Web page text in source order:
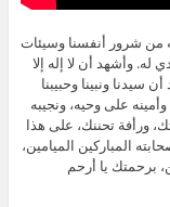
من شرور أنفسنا وسيئات
له. وأشهد أن لا إله إلا
سيدنا ونبينا وحبيبنا
على وحيه، ونجيبه
ورأفة تحننك، على هذا
المباركين الميامين،
برحمتك يا أرحم